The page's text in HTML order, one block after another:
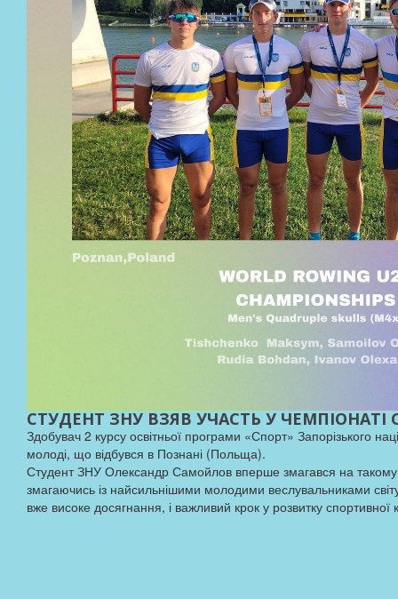
СТУДЕНТ ЗНУ ВЗЯВ УЧАСТЬ У
Здобувач 2 курсу освітньої програми «Спорт» Запорізького
молоді, що відбувся в Познані (Польща).
Студент ЗНУ Олександр Самойлов вперше змагався на такому
змагаючись із найсильнішими молодими веслувальниками
вже високе досягнання, і важливий крок у розвитку спортивної